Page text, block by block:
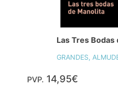
Las Tres Bodas
GRANDES,
PVP. 14,95€